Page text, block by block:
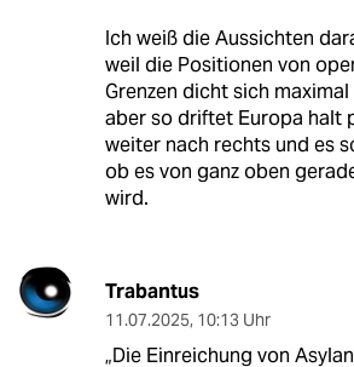
Ich weiß die Aussichten
weil die Positionen von
Grenzen dicht sich
aber so driftet Europa halt
weiter nach rechts und es
ob es von ganz oben
wird.
Trabantus
11.07.2025, 10:13 Uhr
„Die Einreichung von